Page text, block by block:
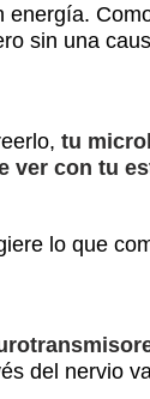
energía.
sin una
tu
ver con tu
lo que
del nervio